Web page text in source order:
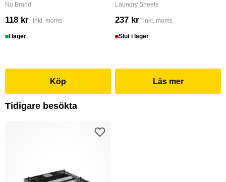
No Brand
118 kr inkl. moms
I lager
Köp
Laundry Sheets
237 kr inkl. moms
Slut i lager
Läs mer
Tidigare besökta